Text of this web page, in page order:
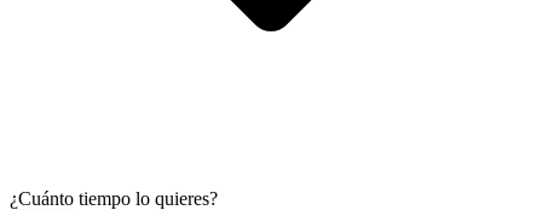
¿Cuánto tiempo lo quieres?